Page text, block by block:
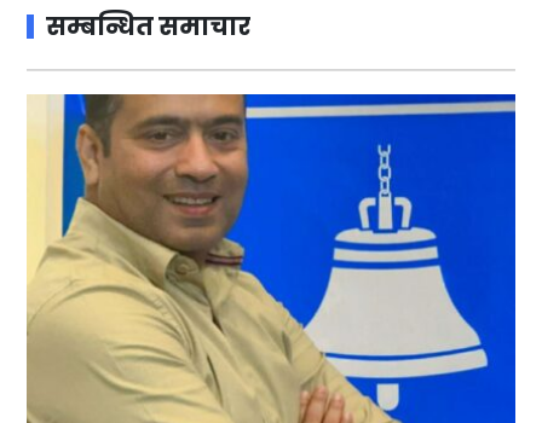
सम्बन्धित समाचार